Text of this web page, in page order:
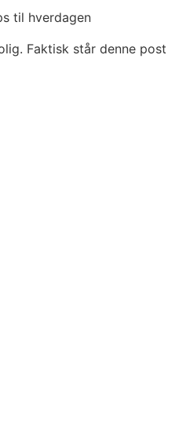
til hverdagen
Faktisk står denne post